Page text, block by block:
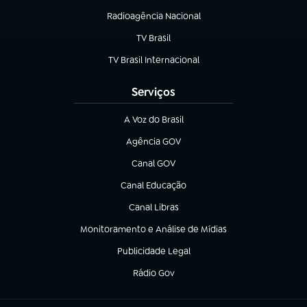
Radioagência Nacional
(abre em nova aba)
TV Brasil
(abre em nova aba)
TV Brasil Internacional
(abre em nova aba)
Serviços
A Voz do Brasil
(abre em nova aba)
Agência GOV
(abre em nova aba)
Canal GOV
(abre em nova aba)
Canal Educação
(abre em nova aba)
Canal Libras
(abre em nova aba)
Monitoramento e Análise de Mídias
(abre em nova aba)
Publicidade Legal
(abre em nova aba)
Rádio Gov
(abre em nova aba)